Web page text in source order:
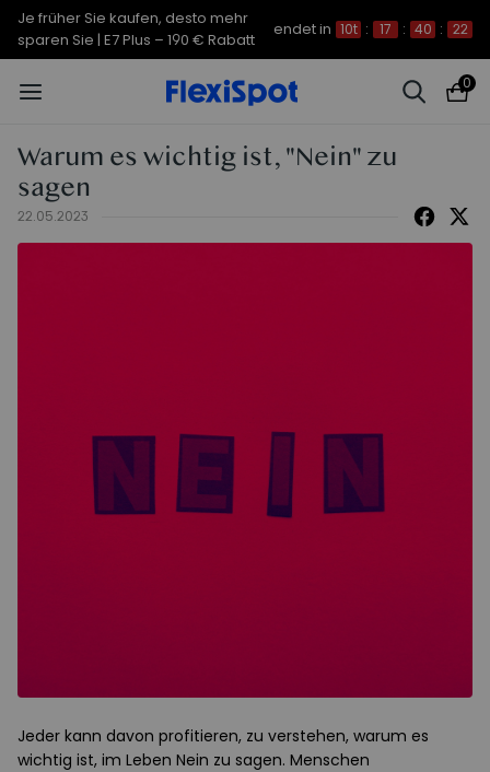
Je früher Sie kaufen, desto mehr
sparen Sie | C7 Morpher – 290 €
endet in 10t : 17 : 40 : 21
0
Warum es wichtig ist, "Nein" zu
sagen
22.05.2023
Jeder kann davon profitieren, zu verstehen, warum es
wichtig ist, im Leben Nein zu sagen. Menschen